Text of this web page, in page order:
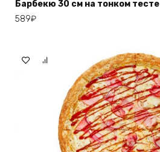
Барбекю 30 см на тонком тесте
589₽